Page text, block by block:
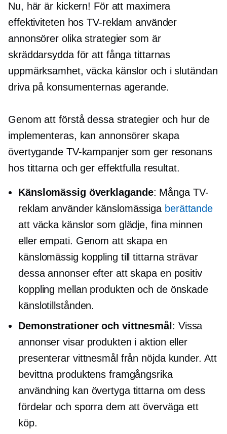
Nu, här är kickern! För att maximera
effektiviteten hos TV-reklam använder
annonsörer olika strategier som är
skräddarsydda för att fånga tittarnas
uppmärksamhet, väcka känslor och i slutändan
driva på konsumenternas agerande.
Genom att förstå dessa strategier och hur de
implementeras, kan annonsörer skapa
övertygande TV-kampanjer som ger resonans
hos tittarna och ger effektfulla resultat.
Känslomässig överklagande: Många TV-
reklam använder känslomässiga berättande
att väcka känslor som glädje, fina minnen
eller empati. Genom att skapa en
känslomässig koppling till tittarna strävar
dessa annonser efter att skapa en positiv
koppling mellan produkten och de önskade
känslotillstånden.
Demonstrationer och vittnesmål : Vissa
annonser visar produkten i aktion eller
presenterar vittnesmål från nöjda kunder. Att
bevittna produktens framgångsrika
användning kan övertyga tittarna om dess
fördelar och sporra dem att överväga ett
köp.